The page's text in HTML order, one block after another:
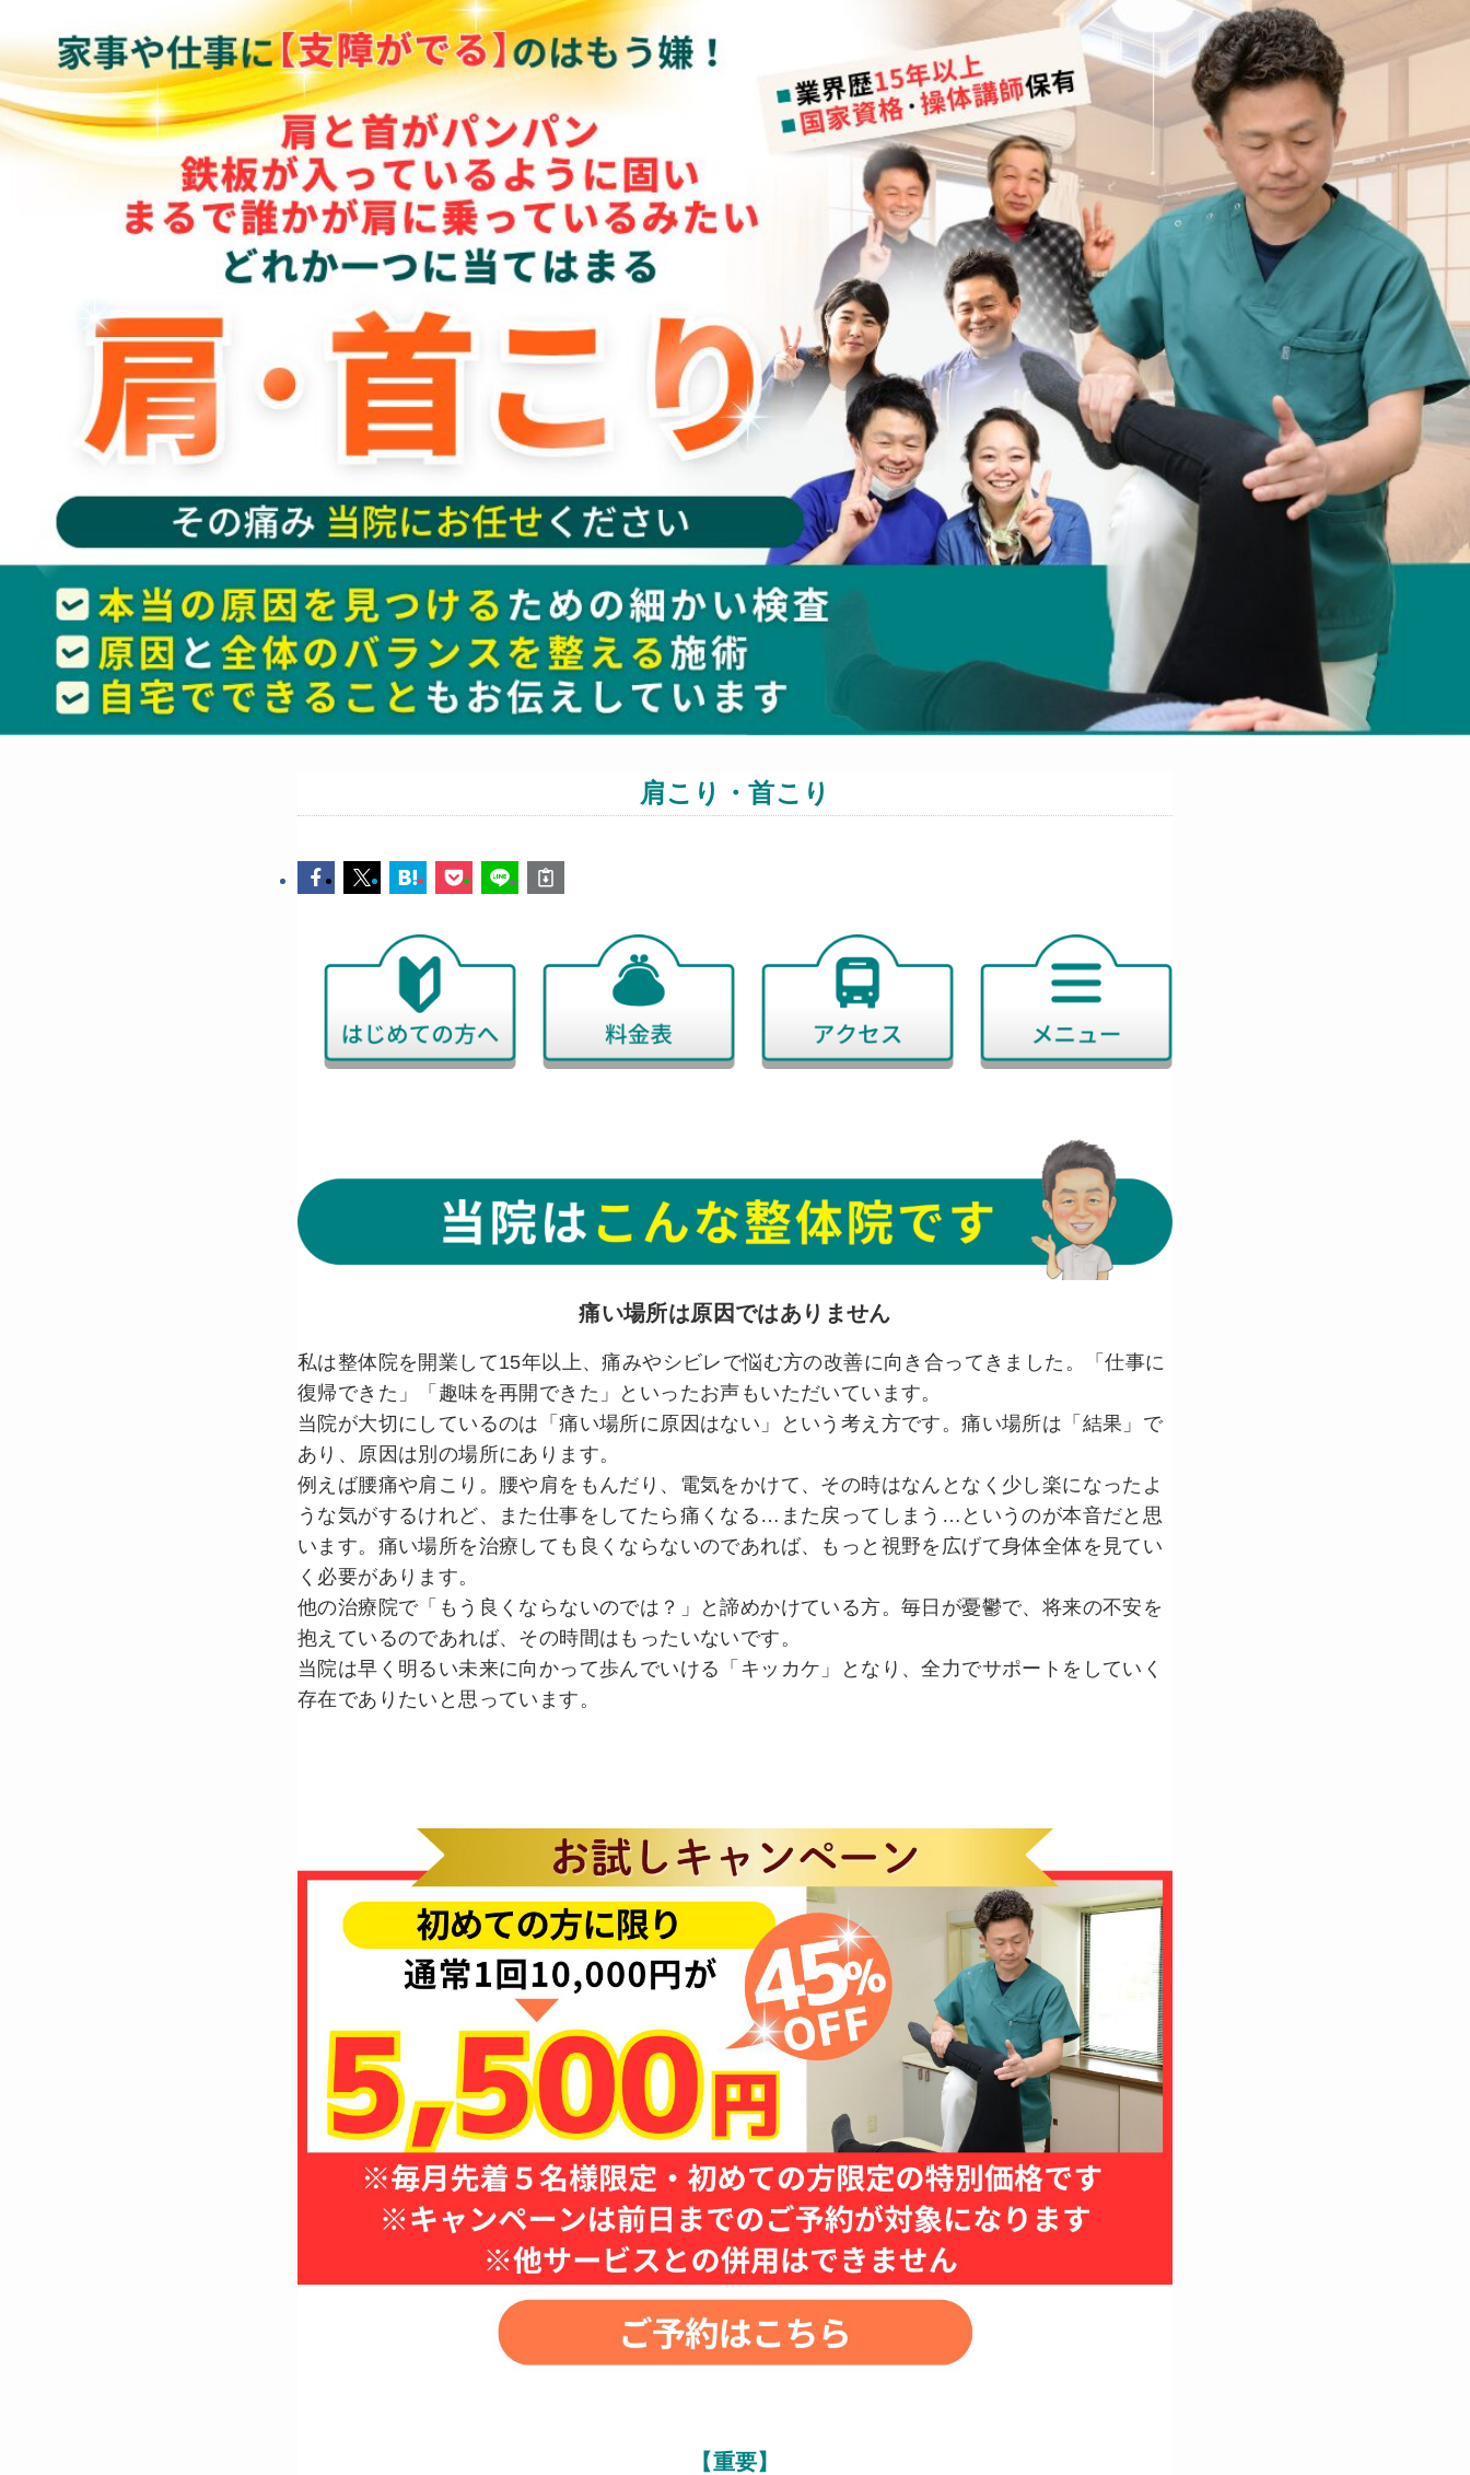
肩こり・首こり
痛い場所は原因ではありません
私は整体院を開業して15年以上、痛みやシビレで悩む方の改善に向き合ってきました。「仕事に
復帰できた」「趣味を再開できた」といったお声もいただいています。
当院が大切にしているのは「痛い場所に原因はない」という考え方です。痛い場所は「結果」で
あり、原因は別の場所にあります。
例えば腰痛や肩こり。腰や肩をもんだり、電気をかけて、その時はなんとなく少し楽になったよ
うな気がするけれど、また仕事をしてたら痛くなる…また戻ってしまう…というのが本音だと思
います。痛い場所を治療しても良くならないのであれば、もっと視野を広げて身体全体を見てい
く必要があります。
他の治療院で「もう良くならないのでは？」と諦めかけている方。毎日が憂鬱で、将来の不安を
抱えているのであれば、その時間はもったいないです。
当院は早く明るい未来に向かって歩んでいける「キッカケ」となり、全力でサポートをしていく
存在でありたいと思っています。
【重要】